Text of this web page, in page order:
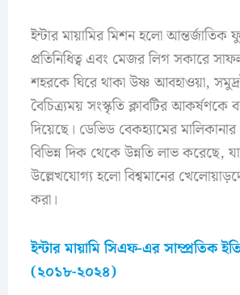
ইন্টার মায়ামির মিশন হলো আন্তর্জাতিক
প্রতিনিধিত্ব এবং মেজর লিগ সকারে
শহরকে ঘিরে থাকা উষ্ণ আবহাওয়া,
বৈচিত্র্যময় সংস্কৃতি ক্লাবটির আকর্ষণকে
দিয়েছে। ডেভিড বেকহ্যামের মালিকানার
বিভিন্ন দিক থেকে উন্নতি লাভ করেছে,
উল্লেখযোগ্য হলো বিশ্বমানের
করা।
ইন্টার মায়ামি সিএফ-এর সাম্প্রতিক
(২০১৮-২০২৪)